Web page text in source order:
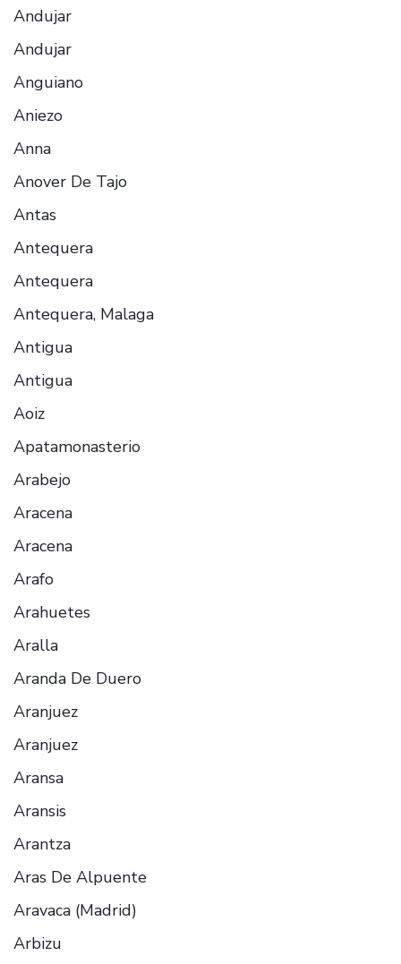
Andujar
Andujar
Anguiano
Aniezo
Anna
Anover De Tajo
Antas
Antequera
Antequera
Antequera, Malaga
Antigua
Antigua
Aoiz
Apatamonasterio
Arabejo
Aracena
Aracena
Arafo
Arahuetes
Aralla
Aranda De Duero
Aranjuez
Aranjuez
Aransa
Aransis
Arantza
Aras De Alpuente
Aravaca (Madrid)
Arbizu